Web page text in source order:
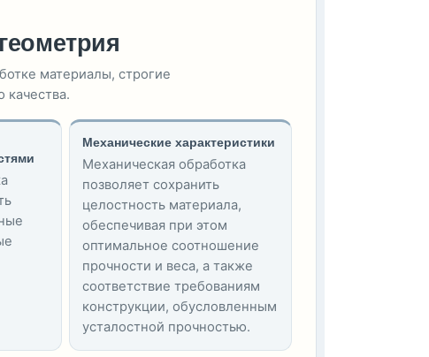
материалы, строгие
Механические характеристики
Механическая обработка
позволяет сохранить
целостность материала,
обеспечивая при этом
оптимальное соотношение
прочности и веса, а также
соответствие требованиям
конструкции, обусловленным
усталостной прочностью.